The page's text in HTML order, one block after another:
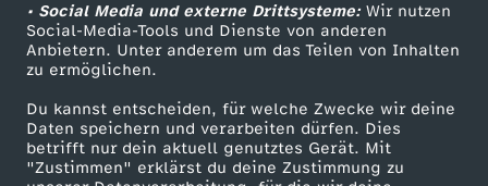
• Social Media und externe Drittsysteme:Wir nutzen
Social-Media-Tools und Dienste von anderen
Anbietern. Unter anderem um das Teilen von Inhalten
zu ermöglichen.
Du kannst entscheiden, für welche Zwecke wir deine
Daten speichern und verarbeiten dürfen. Dies
betrifft nur dein aktuell genutztes Gerät. Mit
"Zustimmen" erklärst du deine Zustimmung zu
b
e
i
ZDF Unternehmen
Karriere
ZDF goes Schule
Werbefernsehen